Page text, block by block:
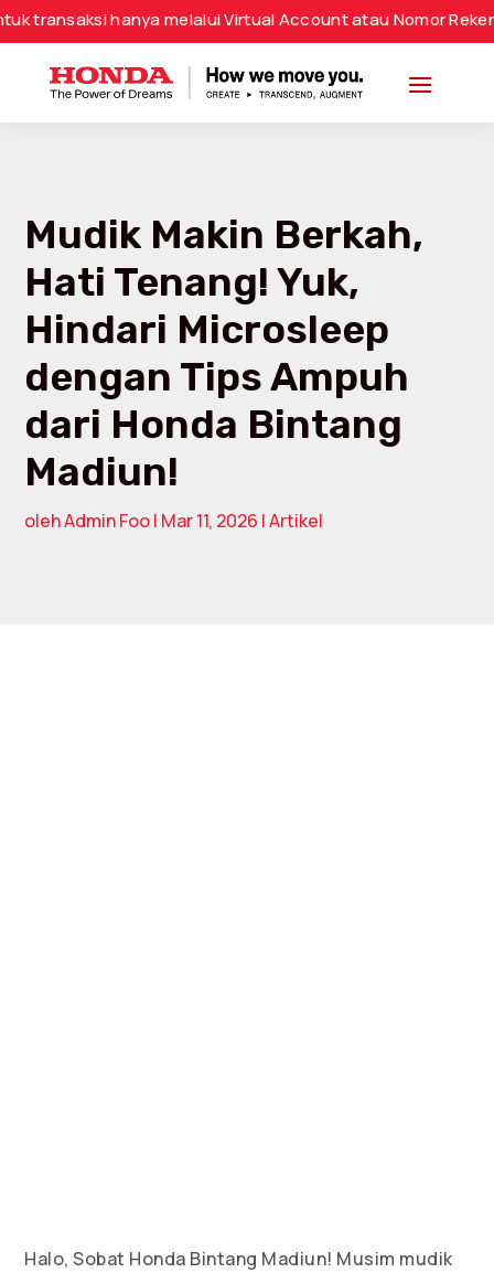
hanya melalui Virtual Account atau Nomor Rekening
Mudik Makin Berkah,
Hati Tenang! Yuk,
Hindari Microsleep
dengan Tips Ampuh
dari Honda Bintang
Madiun!
olehAdmin Foo| Mar 11, 2026 |Artikel
Halo, Sobat Honda Bintang Madiun! Musim mudik